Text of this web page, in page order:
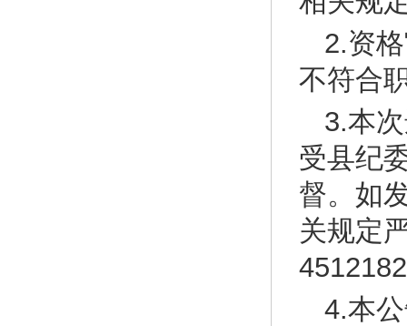
2.资
不符合
3.本
受县纪
督。如
关规定
4.本